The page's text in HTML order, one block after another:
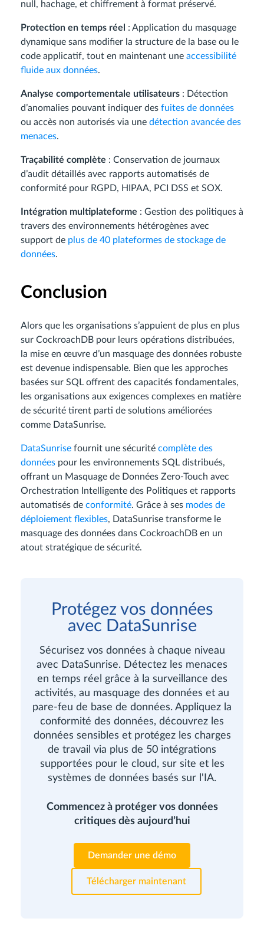
null, hachage, et chiffrement à format préservé.
Protection en temps réel
: Application du masquage
dynamique sans modifier la structure de la base ou le
code applicatif, tout en maintenant une accessibilité
fluide aux données.
Analyse comportementale utilisateurs : Détection
d’anomalies pouvant indiquer des fuites de données
ou accès non autorisés via une détection avancée des
menaces.
Traçabilité complète : Conservation de journaux
d’audit détaillés avec rapports automatisés de
conformité pour RGPD, HIPAA, PCI DSS et SOX.
Intégration multiplateforme : Gestion des politiques à
travers des environnements hétérogènes avec
support de plus de 40 plateformes de stockage de
données.
Conclusion
Alors que les organisations s’appuient de plus en plus
sur CockroachDB pour leurs opérations distribuées,
la mise en œuvre d’un masquage des données robuste
est devenue indispensable. Bien que les approches
basées sur SQL offrent des capacités fondamentales,
les organisations aux exigences complexes en matière
de sécurité tirent parti de solutions améliorées
comme DataSunrise.
DataSunrise fournit une sécurité complète des
données pour les environnements SQL distribués,
offrant un Masquage de Données Zero-Touch avec
Orchestration Intelligente des Politiques et rapports
automatisés de conformité. Grâce à ses modes de
déploiement flexibles, DataSunrise transforme le
masquage des données dans CockroachDB en un
atout stratégique de sécurité.
Protégez vos données
avec DataSunrise
Sécurisez vos données à chaque niveau
avec DataSunrise. Détectez les menaces
en temps réel grâce à la surveillance des
activités, au masquage des données et au
pare-feu de base de données. Appliquez la
conformité des données, découvrez les
données sensibles et protégez les charges
de travail via plus de 50 intégrations
supportées pour le cloud, sur site et les
systèmes de données basés sur l'IA.
Commencez à protéger vos données
critiques dès aujourd’hui
Demander une démo
Télécharger maintenant